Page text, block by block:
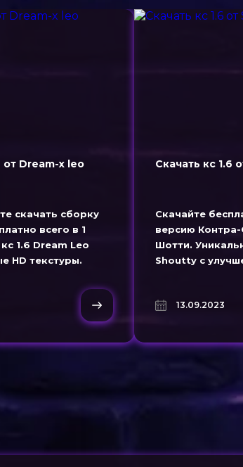
от Dream-x leo
скачать сборку
всего в 1
1.6 Dream Leo
HD текстуры.
Скачать кс 1.6
Скачайте
версию Контра-
Шотти.
Shoutty с
13.09.2023